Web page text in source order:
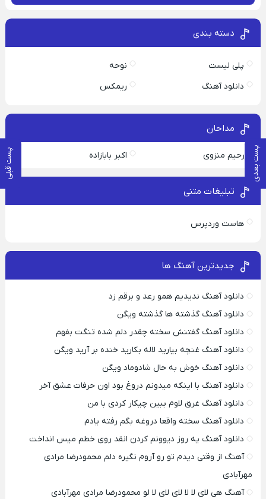
پست بعدی پست قبلی
دسته بندی
پلی لیست
نوحه
دانلود آهنگ
ریمکس
مداحان
رحیم منزوی اکبر بابازاده
تبلیغات متنی
هاست وردپرس
جدیدترین آهنگ ها
دانلود آهنگ ندیدیم همو رعد و برقم زد
دانلود آهنگ گذشته ها گذشته ویگن
دانلود آهنگ گفتنش سخته چقدر دلم شده تنگت بفهم
دانلود آهنگ غنچه بیارید لاله بکارید خنده بر آرید ویگن
دانلود آهنگ خوش به حال شادوماد ویگن
دانلود آهنگ با اینکه میدونم دروغ بود اون حرفات عشق آخر
دانلود آهنگ غرق لاوم ببین چیکار کردی با من
دانلود آهنگ سخته واقعا دروغه بگم رفته یادم
دانلود آهنگ یه روز دیوونم کردن انقد روی خطم میس انداخت
آهنگ از وقتی دیدم تو رو آروم نگیره دلم محمودرضا مرادی
مهرآبادی
آهنگ هی لای لا لا لای لای لا لو محمودرضا مرادی مهرآبادی